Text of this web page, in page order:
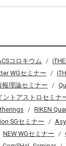
コロキウム
WGセミナー
報理論セミナー
ントアストロセミナ
RIKEN
SGセミナー
NEW WGセミナー